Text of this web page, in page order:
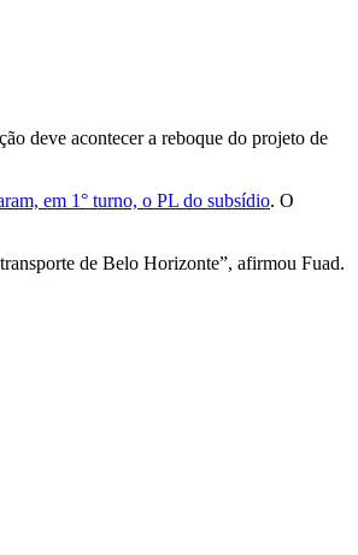
deve acontecer a reboque do projeto de
em 1° turno, o PL do subsídio. O
de Belo Horizonte”, afirmou Fuad.